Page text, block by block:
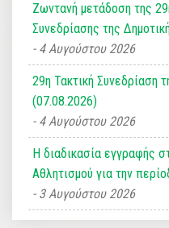
Ζωντανή μετάδοση της
Συνεδρίασης της
4 Αυγούστου 2026
29η Τακτική Συνεδρίαση
(07.08.2026)
4 Αυγούστου 2026
Η διαδικασία εγγραφής
Αθλητισμού για την
3 Αυγούστου 2026